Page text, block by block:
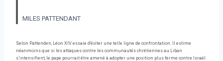
MILES PATTENDANT
Selon Pattenden, Léon XIV essaie d'éviter une telle ligne de confrontation. Il estime
néanmoins que si les attaques contre les communautés chrétiennes au Liban
s’intensifient, le pape pourrait être amené à adopter une position plus ferme contre Israël.